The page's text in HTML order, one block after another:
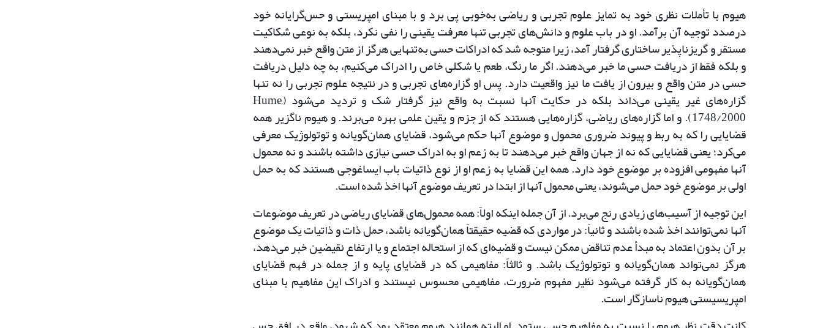
هیوم با تأملات نظری خود به تمایز علوم تجربی و ریاضی به‌خوبی پی برد و با مبنای امپریستی و حس‌گرایانه خود
درصدد توجیه آن برآمد. او در باب علوم و دانش‌های تجربی تنها معرفت یقینی را نفی نکرد، بلکه به نوعی شکاکیت
مستقر و گریزناپذیر ساختاری گرفتار آمد، زیرا متوجه شد که ادراکات حسی به‌تنهایی هرگز از متن واقع خبر نمی‌دهند
و بلکه فقط از دریافت حسی ما خبر می‌دهند. اگر ما رنگ، طعم یا شکلی خاص را ادراک می‌کنیم، به چه دلیل دریافت
حسی در متن واقع و بیرون از یافت ما نیز واقعیت دارد. پس او گزاره‌های تجربی و در نتیجه علوم تجربی را نه تنها
گزاره‌های غیر یقینی می‌داند بلکه در حکایت آنها نسبت به واقع نیز گرفتار شک و تردید می‌شود (Hume,
1748/2000). و اما گزاره‌های ریاضی، گزاره‌هایی هستند که از جزم و یقین علمی بهره می‌برند. و هیوم ناگزیر همه
قضایایی را که به ربط و پیوند ضروری محمول و موضوع آنها حکم می‌شود، قضایای همان‌گویانه و توتولوژیک معرفی
می‌کرد؛ یعنی قضایایی که نه از جهان واقع خبر می‌دهند تا به زعم او به ادراک حسی نیازی داشته باشند و نه محمول
آنها مفهومی افزوده بر موضوع خود دارد. همه این قضایا به زعم او از نوع ذاتیات باب ایساغوجی هستند که به حمل
اولی بر موضوع خود حمل می‌شوند، یعنی محمول آنها از ابتدا در تعریف موضوع آنها اخذ شده است.
این توجیه از آسیب‌های زیادی رنج می‌برد. از آن جمله اینکه اولاً: همه محمول‌های قضایای ریاضی در تعریف موضوعات
آنها نمی‌توانند اخذ شده باشند و ثانیاً: در مواردی که قضیه حقیقتاً همان‌گویانه باشد، حمل ذات و ذاتیات یک موضوع
بر آن بدون اعتماد به مبدأ عدم تناقض ممکن نیست و قضیه‌ای که از استحاله اجتماع و یا ارتفاع نقیضین خبر می‌دهد،
هرگز نمی‌تواند همان‌گویانه و توتولوژیک باشد. و ثالثاً: مفاهیمی که در قضایای پایه و از جمله در فهم قضایای
همان‌گویانه به کار گرفته می‌شود نظیر مفهوم ضرورت، مفاهیمی محسوس نیستند و ادراک این مفاهیم با مبنای
امپریسیستی هیوم ناسازگار است.